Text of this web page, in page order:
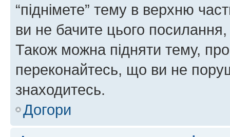
“піднімете” тему в верхню
ви не бачите цього
Також можна підняти тему,
переконайтесь, що ви не
знаходитесь.
Догори